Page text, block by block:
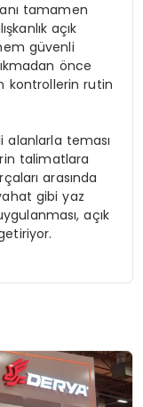
tamamen
açık
güvenli
önce
kontrollerin rutin
alanlarla teması
talimatlara
arasında
gibi yaz
açık